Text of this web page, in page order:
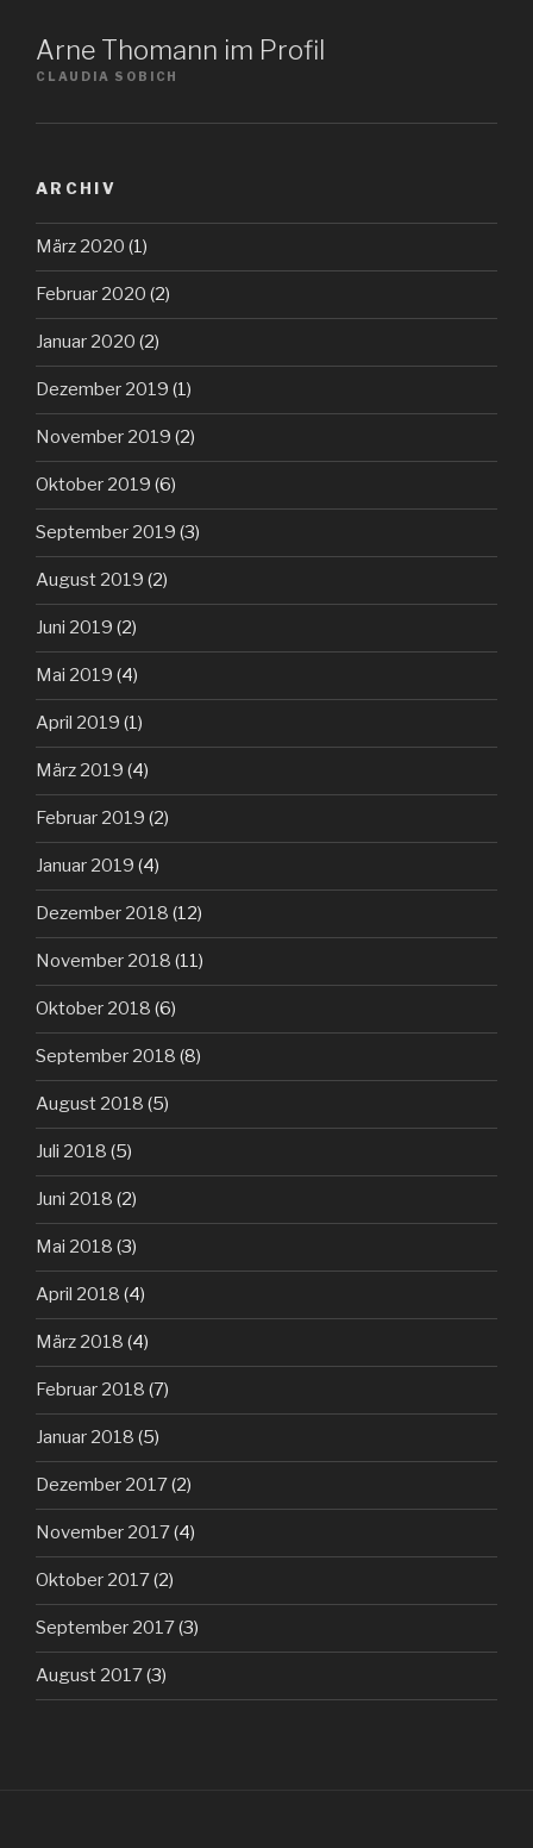
Arne Thomann im Profil
CLAUDIA SOBICH
ARCHIV
März 2020 (1)
Februar 2020 (2)
Januar 2020 (2)
Dezember 2019 (1)
November 2019 (2)
Oktober 2019 (6)
September 2019 (3)
August 2019 (2)
Juni 2019 (2)
Mai 2019 (4)
April 2019 (1)
März 2019 (4)
Februar 2019 (2)
Januar 2019 (4)
Dezember 2018 (12)
November 2018 (11)
Oktober 2018 (6)
September 2018 (8)
August 2018 (5)
Juli 2018 (5)
Juni 2018 (2)
Mai 2018 (3)
April 2018 (4)
März 2018 (4)
Februar 2018 (7)
Januar 2018 (5)
Dezember 2017(2)
November 2017(4)
Oktober 2017(2)
September 2017(3)
August 2017(3)